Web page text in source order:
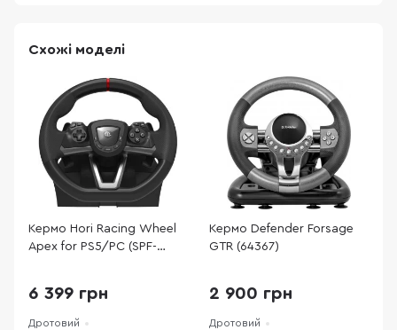
Схожі моделі
Кермо Hori Racing Wheel
Apex for PS5/PC (SPF-
6 399 грн
Дротовий
Кермо Defender Forsage
GTR (64367)
2 900 грн
Дротовий